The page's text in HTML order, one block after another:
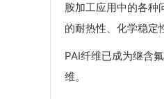
胺加工应用中的各种
的耐热性、化学稳定
PAI纤维已成为继含
维。